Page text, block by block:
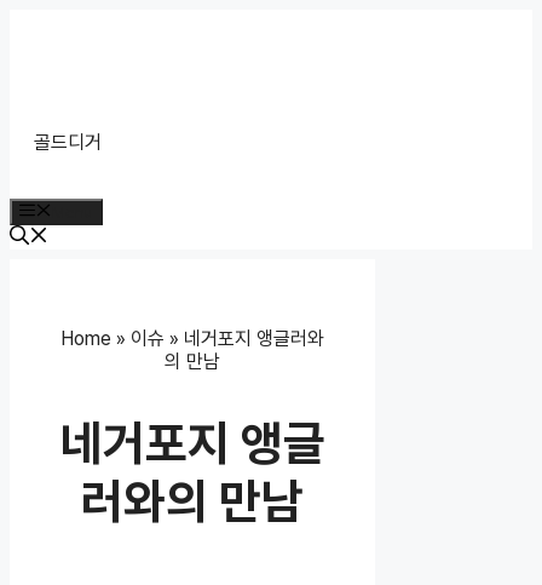
골드디거
Home » 이슈 » 네거포지 앵글러와
의 만남
네거포지 앵글
러와의 만남